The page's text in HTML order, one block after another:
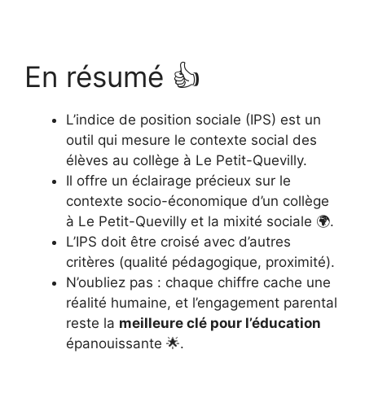
En résumé 👍
L’indice de position sociale (IPS) est un
outil qui mesure le contexte social des
élèves au collège à Le Petit-Quevilly.
Il offre un éclairage précieux sur le
contexte socio-économique d’un collège
à Le Petit-Quevilly et la mixité sociale 🌍.
L’IPS doit être croisé avec d’autres
critères (qualité pédagogique, proximité).
N’oubliez pas : chaque chiffre cache une
réalité humaine, et l’engagement parental
reste la meilleure clé pour l’éducation
épanouissante 🌟.